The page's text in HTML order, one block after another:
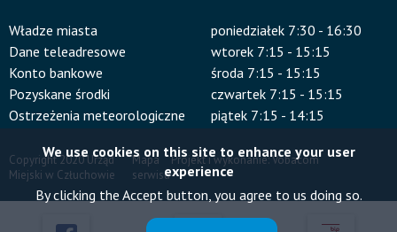
We use cookies on this site to enhance your user
experience
By clicking the Accept button, you agree to us doing so.
Władze miasta
Dane teleadresowe
Konto bankowe
Pozyskane środki
Ostrzeżenia meteorologiczne
poniedziałek 7:30 - 16:30
wtorek 7:15 - 15:15
środa 7:15 - 15:15
czwartek 7:15 - 15:15
piątek 7:15 - 14:15
Copyright 2020 Urząd
Miejski w Człuchowie
Stopka
Mapa
serwisu
Projekt i wykonanie:Vobacom